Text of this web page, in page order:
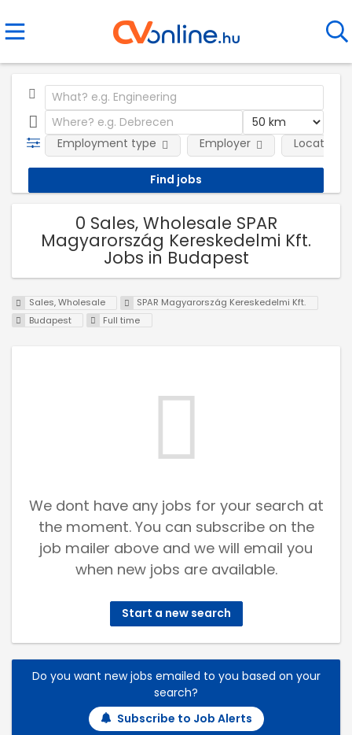
Employment type Employer Location
0 Sales, Wholesale SPAR
Magyarország Kereskedelmi Kft.
Jobs in Budapest
Sales, Wholesale
SPAR Magyarország Kereskedelmi Kft.
Budapest
Full time
We dont have any jobs for your search at
the moment. You can subscribe on the
job mailer above and we will email you
when new jobs are available.
Start a new search
Do you want new jobs emailed to you based on your
search?
Subscribe to Job Alerts